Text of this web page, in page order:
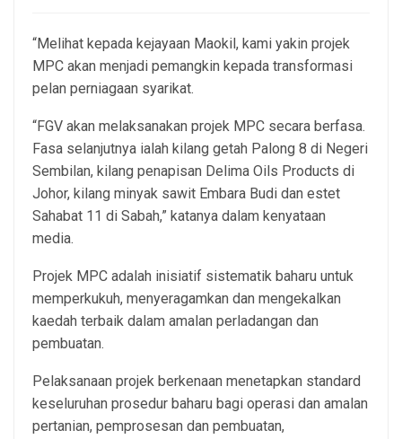
“Melihat kepada kejayaan Maokil, kami yakin projek
MPC akan menjadi pemangkin kepada transformasi
pelan perniagaan syarikat.
“FGV akan melaksanakan projek MPC secara berfasa.
Fasa selanjutnya ialah kilang getah Palong 8 di Negeri
Sembilan, kilang penapisan Delima Oils Products di
Johor, kilang minyak sawit Embara Budi dan estet
Sahabat 11 di Sabah,” katanya dalam kenyataan
media.
Projek MPC adalah inisiatif sistematik baharu untuk
memperkukuh, menyeragamkan dan mengekalkan
kaedah terbaik dalam amalan perladangan dan
pembuatan.
Pelaksanaan projek berkenaan menetapkan standard
keseluruhan prosedur baharu bagi operasi dan amalan
pertanian, pemprosesan dan pembuatan,